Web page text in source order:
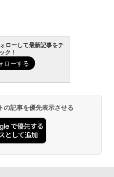
ローして最新記事をチ
ク！
の記事を優先表示させる